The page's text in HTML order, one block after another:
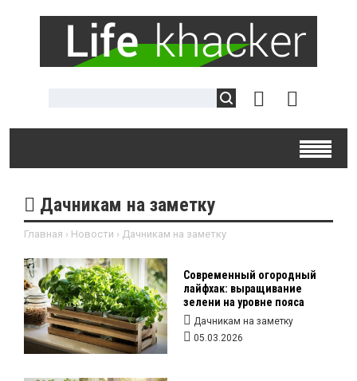
Дачникам на заметку
Главная › Новости › Дачникам на заметку
Современный огородный
лайфхак: выращивание
зелени на уровне пояса
Дачникам на заметку
05.03.2026